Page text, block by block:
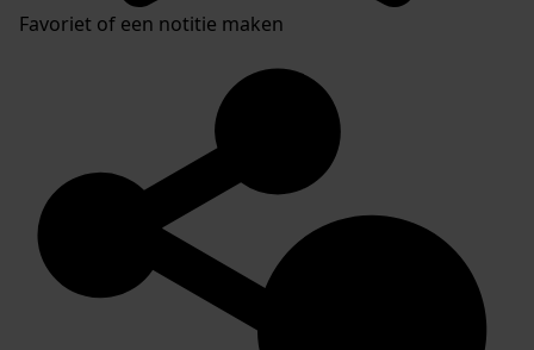
Favoriet of een notitie maken